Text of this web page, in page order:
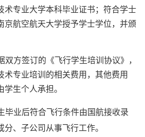
术专业大学本科毕业证书；符合学士
京航空航天大学授予学士学位，并颁
双方签订的《飞行学生培训协议》，
术专业培训的相关费用，其他费用
学生个人承担。
毕业后符合飞行条件由国航接收录
、子公司从事飞行工作。